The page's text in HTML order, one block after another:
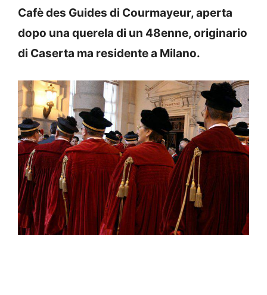
Cafè des Guides di Courmayeur, aperta
dopo una querela di un 48enne, originario
di Caserta ma residente a Milano.